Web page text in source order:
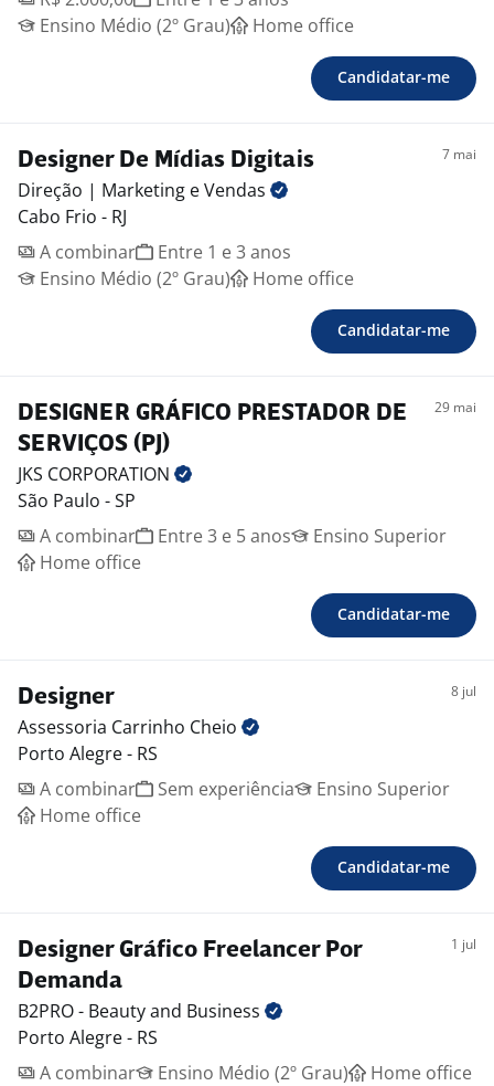
Buscamos um profissional criativo, proativo e atento
diferentes e tenha sensibilidade para adaptar o estilo
visual conforme o posicionamento de cada cliente.
É importante ter responsabilidade com prazos,
abertura para feedbacks e vontade de crescer junto
com a equipe.
Informações da vaga
Tipo de contratação: PJ ou freelancer fixo
Necessário envio de portfólio
Ensino Médio (2º Grau)
Home office
Candidatar-me
Designer De Mídias Digitais 7 mai
Direção | Marketing eVendas
Cabo Frio - RJ
A combinar
Entre 1 e 3 anos
Ensino Médio (2º Grau)
Home office
Candidatar-me
DESIGNER GRÁFICO PRESTADOR DE
SERVIÇOS (PJ)
29 mai
JKS CORPORATION
São Paulo - SP
A combinar
Entre 3 e 5 anos
Ensino Superior
Home office
Candidatar-me
Designer 8 jul
Assessoria Carrinho Cheio
Porto Alegre - RS
A combinar
Sem experiência
Ensino Superior
Home office
Candidatar-me
Designer Gráfico Freelancer Por
Demanda
1 jul
B2PRO - Beauty and Business
Porto Alegre - RS
A combinar
Ensino Médio (2º Grau) Home office